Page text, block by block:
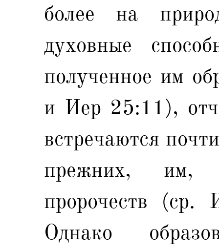
более на
духовные
полученное им
и Иер 25:11),
встречаются
прежних, им,
пророчеств
Однако